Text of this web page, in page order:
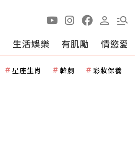
生活娛樂 有肌勵 情慾愛
星座生肖 韓劇 彩妝保養